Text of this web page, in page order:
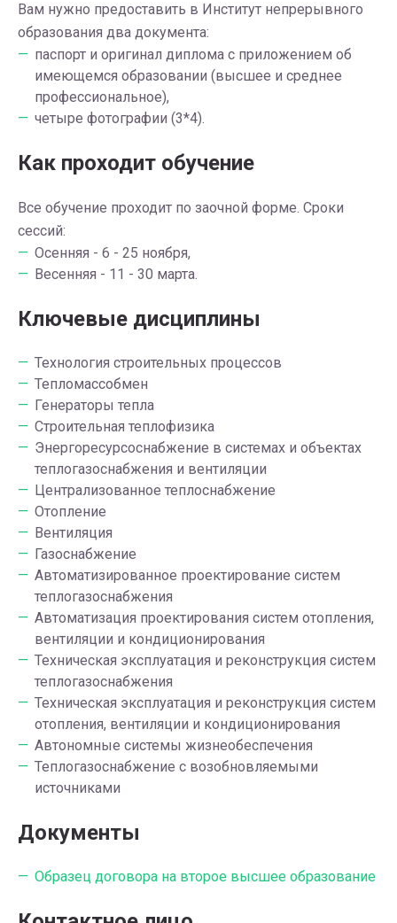
Вам нужно предоставить в Институт непрерывного
образования два документа:
паспорт и оригинал диплома с приложением об
имеющемся образовании (высшее и среднее
профессиональное),
четыре фотографии (3*4).
Как проходит обучение
Все обучение проходит по заочной форме. Сроки
сессий:
Осенняя - 6 - 25 ноября,
Весенняя - 11 - 30 марта.
Ключевые дисциплины
Технология строительных процессов
Тепломассобмен
Генераторы тепла
Строительная теплофизика
Энергоресурсоснабжение в системах и объектах
теплогазоснабжения и вентиляции
Централизованное теплоснабжение
Отопление
Вентиляция
Газоснабжение
Автоматизированное проектирование систем
теплогазоснабжения
Автоматизация проектирования систем отопления,
вентиляции и кондиционирования
Техническая эксплуатация и реконструкция систем
теплогазоснабжения
Техническая эксплуатация и реконструкция систем
отопления, вентиляции и кондиционирования
Автономные системы жизнеобеспечения
Теплогазоснабжение с возобновляемыми
источниками
Документы
Образец договора на второе высшее образование